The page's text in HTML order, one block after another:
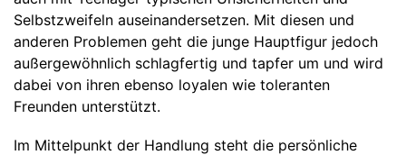
Selbstzweifeln auseinandersetzen. Mit diesen und
anderen Problemen geht die junge Hauptfigur jedoch
außergewöhnlich schlagfertig und tapfer um und wird
dabei von ihren ebenso loyalen wie toleranten
Freunden unterstützt.
Im Mittelpunkt der Handlung steht die persönliche